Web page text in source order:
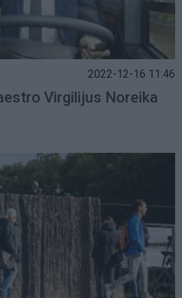
2022-12-16 11:46
Virgilijus Noreika